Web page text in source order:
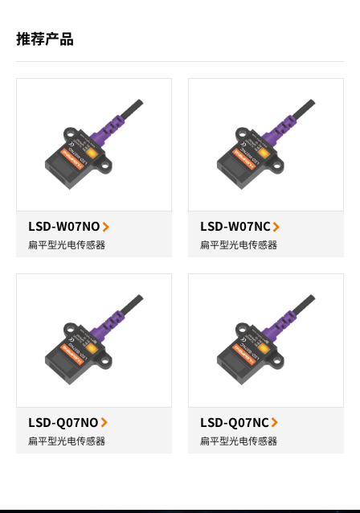
推荐产品
LSD-W07NO
扁平型光电传感器
LSD-W07NC
扁平型光电传感器
LSD-Q07NO
扁平型光电传感器
LSD-Q07NC
扁平型光电传感器